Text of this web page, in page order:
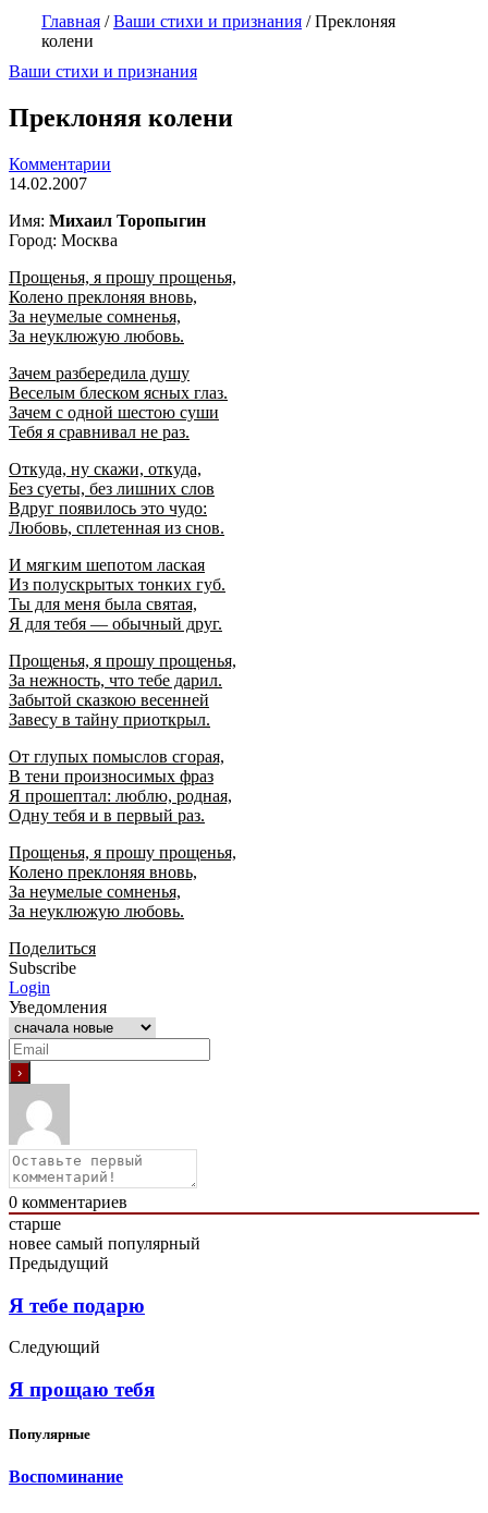
Главная /Ваши стихи и признания /Преклоняя
колени
Ваши стихи и признания
Преклоняя колени
Комментарии
14.02.2007
Имя: Михаил Торопыгин
Город: Москва
Прощенья, я прошу прощенья,
Колено преклоняя вновь,
За неумелые сомненья,
За неуклюжую любовь.
Зачем разбередила душу
Веселым блеском ясных глаз.
Зачем с одной шестою суши
Тебя я сравнивал не раз.
Откуда, ну скажи, откуда,
Без суеты, без лишних слов
Вдруг появилось это чудо:
Любовь, сплетенная из снов.
И мягким шепотом лаская
Из полускрытых тонких губ.
Ты для меня была святая,
Я для тебя — обычный друг.
Прощенья, я прошу прощенья,
За нежность, что тебе дарил.
Забытой сказкою весенней
Завесу в тайну приоткрыл.
От глупых помыслов сгорая,
В тени произносимых фраз
Я прошептал: люблю, родная,
Одну тебя и в первый раз.
Прощенья, я прошу прощенья,
Колено преклоняя вновь,
За неумелые сомненья,
За неуклюжую любовь.
Поделиться
Subscribe
Login
Уведомления
0 комментариев
старше
новее самый популярный
Предыдущий
Я тебе подарю
Следующий
Я прощаю тебя
Популярные
Воспоминание